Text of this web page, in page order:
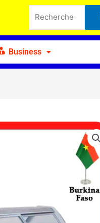
pour :
Business